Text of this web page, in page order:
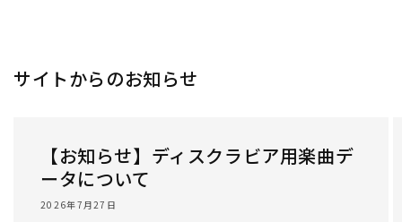
サイトからのお知らせ
【お知らせ】ディスクラビア用楽曲デ
ータについて
2026年7月27日